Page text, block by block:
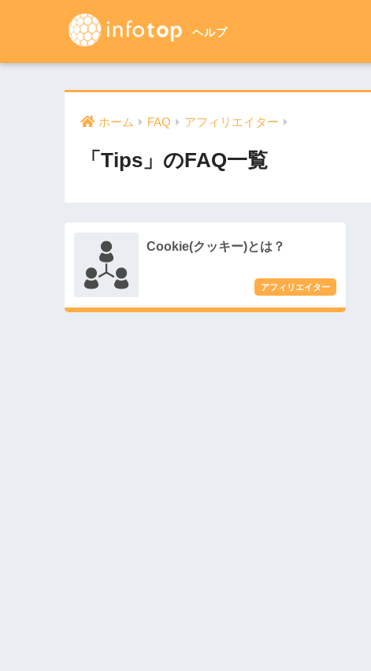
ホーム FAQ アフィリエイター
「Tips」のFAQ一覧
Cookie(クッキー)とは？